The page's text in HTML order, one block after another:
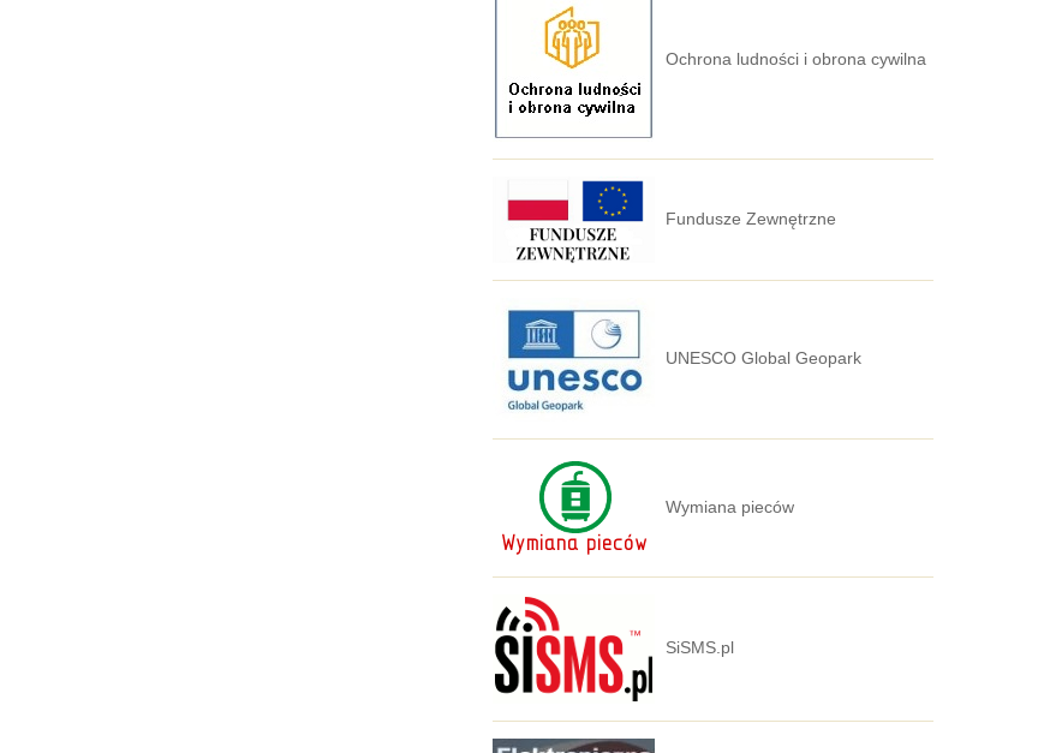
Ochrona ludności i obrona cywilna
Fundusze Zewnętrzne
UNESCO Global Geopark
Wymiana pieców
SiSMS.pl